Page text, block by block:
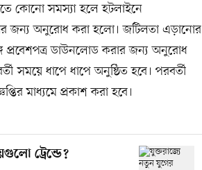
কোনো সমস্যা হলে হটলাইনে
জন্য অনুরোধ করা হলো। জটিলতা এড়ানোর
প্রবেশপত্র ডাউনলোড করার জন্য অনুরোধ
সময়ে ধাপে ধাপে অনুষ্ঠিত হবে। পরবর্তী
মাধ্যমে প্রকাশ করা হবে।
ট্রেন্ডে?